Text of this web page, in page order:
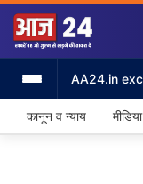
AA24.in
कानून व न्याय